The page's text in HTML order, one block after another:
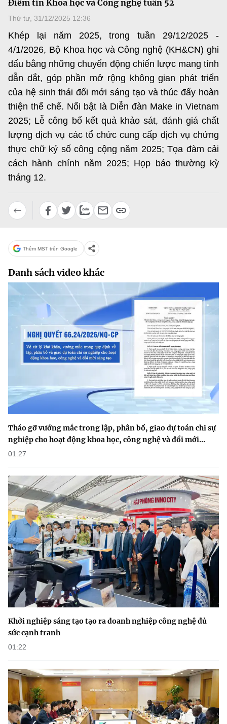
Sở Khoa học và Công nghệ
Chuyển đổi số
Bưu chính, Viễn thông
Sở hữu trí tuệ
Tiêu chuẩn, đo lường, chất lượng
Năng lượng nguyên tử
Tin tổng hợp
Tin địa phương
Văn bản chỉ đạo điều hành
Lấy ý kiến người dân về dự thảo VBQPPL
THỐNG KÊ
Khoa học và Công nghệ
Đổi mới sáng tạo
Chuyển đổi số
Bưu chính, Viễn thông
Sở hữu trí tuệ
Tiêu chuẩn, đo lường, chất lượng
Năng lượng nguyên tử
Multimedia
THƯ ĐIỆN TỬ
Khác
Videos
Infographic
Ảnh
Nhiệm vụ trọng tâm
Vietnamese
BỘ KHOA HỌC VÀ CÔNG NGHỆ
MINISTRY OF SCIENCE AND TECHNOLOGY
Điều khoản sử dụng Theo dõi MST: Góp ý
Cơ quan chủ quản: Bộ Khoa học và Công nghệ (MST)
Chịu trách nhiệm nội dung: Nguyễn Thị Hải Hằng
Giám đốc Trung tâm Truyền thông Khoa học và Công nghệ.
Liên hệ
Địa chỉ: Ban Biên tập Cổng TTĐT - 18 Nguyễn Du, TP. Hà Nội
Điện thoại: 024 3936 9506
Email:stc@mst.gov.vn
©2026 Bản quyền thuộc Bộ Khoa Học và Công Nghệ
(Ghi rõ nguồn "https://mst.gov.vn" khi phát hành lại thông tin từ
Điểm tin Khoa học và Công nghệ tuần 52
Thứ tư, 31/12/2025 12:36
Khép lại năm 2025, trong tuần 29/12/2025 -
4/1/2026, Bộ Khoa học và Công nghệ (KH&CN) ghi
dấu bằng những chuyển động chiến lược mang tính
dẫn dắt, góp phần mở rộng không gian phát triển
của hệ sinh thái đổi mới sáng tạo và thúc đẩy hoàn
thiện thể chế. Nổi bật là Diễn đàn Make in Vietnam
2025; Lễ công bố kết quả khảo sát, đánh giá chất
lượng dịch vụ các tổ chức cung cấp dịch vụ chứng
thực chữ ký số công cộng năm 2025; Tọa đàm cải
cách hành chính năm 2025; Họp báo thường kỳ
tháng 12.
Thêm MST trên Google
Danh sách video khác
Tháo gỡ vướng mắc trong lập, phân bổ, giao dự toán chi sự
nghiệp cho hoạt động khoa học, công nghệ và đổi mới...
01:27
Khởi nghiệp sáng tạo tạo ra doanh nghiệp công nghệ đủ
sức cạnh tranh
01:22